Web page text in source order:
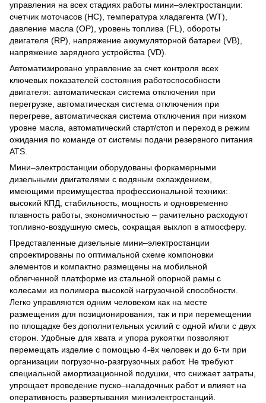
управления на всех стадиях работы мини‒электростанции:
счетчик моточасов (HC), температура хладагента (WT),
давление масла (OP), уровень топлива (FL), обороты
двигателя (RP), напряжение аккумуляторной батареи (VB),
напряжение зарядного устройства (VD).
Автоматизировано управление за счет контроля всех
ключевых показателей состояния работоспособности
двигателя: автоматическая система отключения при
перегрузке, автоматическая система отключения при
перегреве, автоматическая система отключения при низком
уровне масла, автоматический старт/стоп и переход в режим
ожидания по команде от системы подачи резервного питания
ATS.
Мини‒электростанции оборудованы форкамерными
дизельными двигателями с водяным охлаждением,
имеющими преимущества профессиональной техники:
высокий КПД, стабильность, мощность и одновременно
плавность работы, экономичностью – рачительно расходуют
топливно-воздушную смесь, сокращая выхлоп в атмосферу.
Представленные дизельные мини‒электростанции
спроектированы по оптимальной схеме компоновки
элементов и компактно размещены на мобильной
облегченной платформе из стальной опорной рамы с
колесами из полимера высокой нагрузочной способности.
Легко управляются одним человеком как на месте
размещения для позиционирования, так и при перемещении
по площадке без дополнительных усилий с одной и/или с двух
сторон. Удобные для хвата и упора рукоятки позволяют
перемещать изделие с помощью 4-ёх человек и до 6-ти при
организации погрузочно-разгрузочных работ. Не требуют
специальной амортизационной подушки, что снижает затраты,
упрощает проведение пуско‒наладочных работ и влияет на
оперативность развертывания миниэлектростанций.